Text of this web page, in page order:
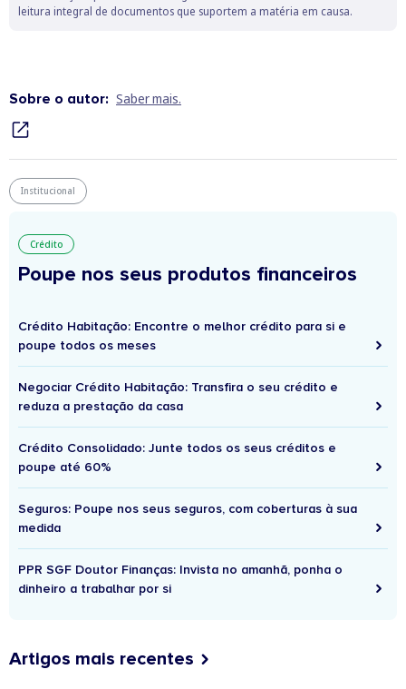
leitura integral de documentos que suportem a matéria em causa.
Sobre o autor: Saber mais.
Institucional
Crédito
Poupe nos seus produtos financeiros
Crédito Habitação: Encontre o melhor crédito para si e
poupe todos os meses
Negociar Crédito Habitação: Transfira o seu crédito e
reduza a prestação da casa
Crédito Consolidado: Junte todos os seus créditos e
poupe até 60%
Seguros: Poupe nos seus seguros, com coberturas à sua
medida
PPR SGF Doutor Finanças: Invista no amanhã, ponha o
dinheiro a trabalhar por si
Artigos mais recentes